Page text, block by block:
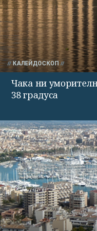
КАЛЕЙДОСКОП
Чака ни
38 градуса